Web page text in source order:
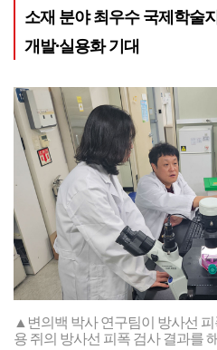
소재 분야 최우수 국제학술
개발·실용화 기대
▲변의백 박사 연구팀이 방사선
용 쥐의 방사선 피폭 검사 결과를